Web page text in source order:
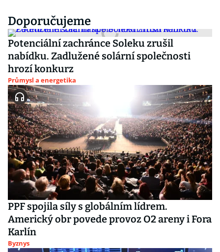
Doporučujeme
Potenciální zachránce Soleku zrušil
nabídku. Zadlužené solární společnosti
hrozí konkurz
Průmysl a energetika
PPF spojila síly s globálním lídrem.
Americký obr povede provoz O2 areny i Fora
Karlín
Byznys